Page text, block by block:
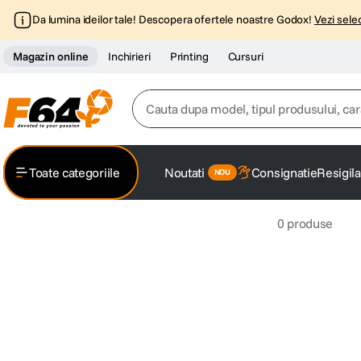
Da lumina ideilor tale! Descopera ofertele noastre Godox! Vezi
Magazin online Inchirieri Printing Cursuri
Cauta dupa model, tipul produsului,
Toate categoriile Noutati Consignatie
0 produse